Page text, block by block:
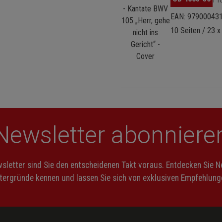
EAN:
10 Seiten / 23
sind Sie den entscheidenen Takt voraus. Entdecken Sie
kennen und lassen Sie sich von exklusiven